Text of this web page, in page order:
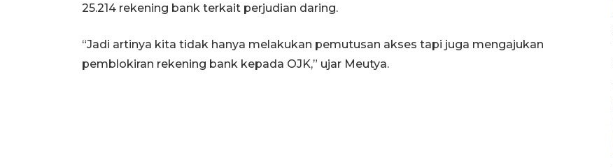
25.214 rekening bank terkait perjudian daring.
“Jadi artinya kita tidak hanya melakukan pemutusan akses tapi juga mengajukan
pemblokiran rekening bank kepada OJK,” ujar Meutya.